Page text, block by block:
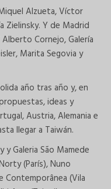
Alzueta, Víctor
Zielinsky. Y de Madrid
Cornejo, Galería
Marita Segovia y
año tras año y, en
ideas y
Austria, Alemania e
llegar a Taiwán.
Galeria São Mamede
(París), Nuno
Contemporânea (Vila